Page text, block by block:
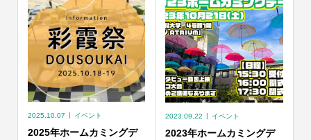
2025.10.07 イベント
2025年ホームカミングデ
2023.09.22 イベント
2023年ホームカミングデ